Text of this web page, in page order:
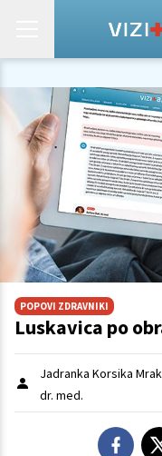
POPOVI ZDRAVNIKI
Luskavica po
Jadranka Korsika Mrak
dr. med.